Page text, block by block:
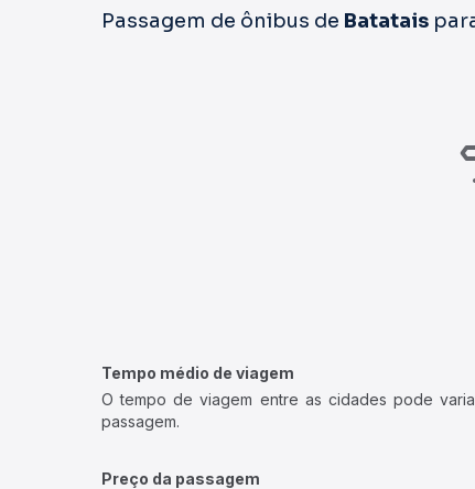
Passagem de ônibus de Batatais
Tempo médio de viagem
O tempo de viagem entre as cidades pode
passagem.
Preço da passagem